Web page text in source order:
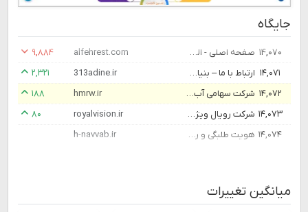
جایگاه
۱۴,۰۷۰ صفحه اصلی - الفهرست | فروشگاه بین المللی خرید کتاب ، پوستر و مجله alfehrest.com
۹,۸۸۴
۱۴,۰۷۱
ارتباط با ما – بنیاد مهدویت و آینده پژوهی اصفهان 313adine.ir
۲,۳۲۱
۱۴,۰۷۲
شرکت سهامی آب منطقه ای همدان hmrw.ir
۱۸۸
۱۴,۰۷۳
شرکت رویال ویژن - متخصص در تکلونوژی اوراکل و طراحی سایت royalvision.ir
۸۰
۱۴,۰۷۴
هویت طلبگی و رسالت اجتماعی | مدرسه علمیه عالی نواب h-navvab.ir
میانگین تغییرات